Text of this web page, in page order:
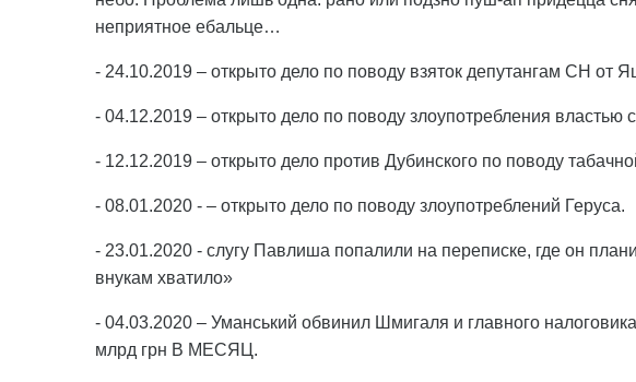
неприятное ебальце…
- 24.10.2019 – открыто дело по поводу взяток депутангам СН от
- 04.12.2019 – открыто дело по поводу злоупотребления властью
- 12.12.2019 – открыто дело против Дубинского по поводу
- 08.01.2020 - – открыто дело по поводу злоупотреблений Геруса.
- 23.01.2020 - слугу Павлиша попалили на переписке, где он
внукам хватило»
- 04.03.2020 – Уманський обвинил Шмигаля и главного
млрд грн В МЕСЯЦ.